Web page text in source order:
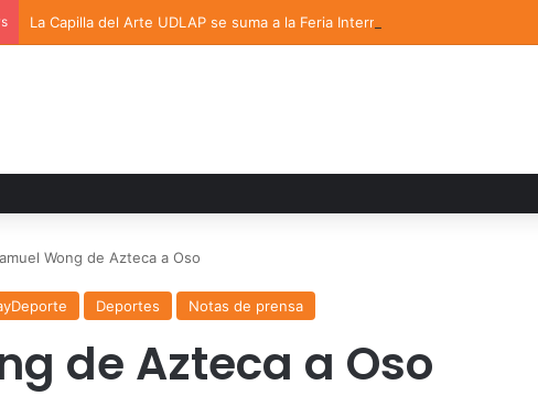
La Capilla del Arte UDLAP se suma a la Feria Internacional del Libro en
Wong de Azteca a Oso
Deportes Notas de prensa
de Azteca a Oso